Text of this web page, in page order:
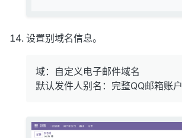
设置别域名信息。
域：自定义电子邮件域名
默认发件人别名：完整QQ邮箱账户